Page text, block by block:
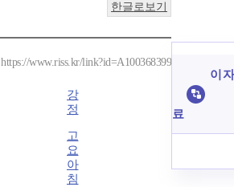
한글로보기
https://www.riss.kr/link?id=A100368399
강
정
고
요
아
침
이
료